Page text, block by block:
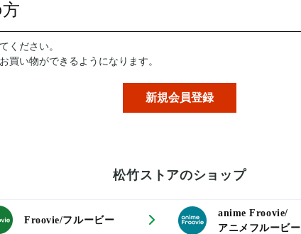
ください。
買い物ができるようになります。
松竹ストアのショップ
Froovie/フルービー
anime Froovie/
アニメフルービー